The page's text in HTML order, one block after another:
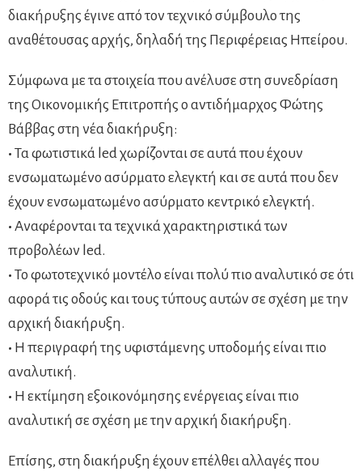
διακήρυξης έγινε από τον τεχνικό σύμβουλο της
αναθέτουσας αρχής, δηλαδή της Περιφέρειας Ηπείρου.
Σύμφωνα με τα στοιχεία που ανέλυσε στη συνεδρίαση
της Οικονομικής Επιτροπής ο αντιδήμαρχος Φώτης
Βάββας στη νέα διακήρυξη:
• Τα φωτιστικά led χωρίζονται σε αυτά που έχουν
ενσωματωμένο ασύρματο ελεγκτή και σε αυτά που δεν
έχουν ενσωματωμένο ασύρματο κεντρικό ελεγκτή.
• Αναφέρονται τα τεχνικά χαρακτηριστικά των
προβολέων led.
• Το φωτοτεχνικό μοντέλο είναι πολύ πιο αναλυτικό σε ότι
αφορά τις οδούς και τους τύπους αυτών σε σχέση με την
αρχική διακήρυξη.
• Η περιγραφή της υφιστάμενης υποδομής είναι πιο
αναλυτική.
• Η εκτίμηση εξοικονόμησης ενέργειας είναι πιο
αναλυτική σε σχέση με την αρχική διακήρυξη.
Επίσης, στη διακήρυξη έχουν επέλθει αλλαγές που